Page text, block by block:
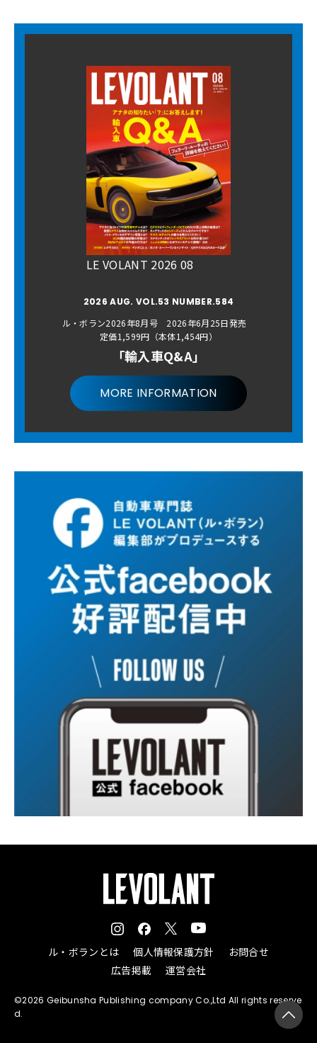
LE VOLANT 2026 08
2026 AUG. VOL.53 NUMBER.584
ル・ボラン2026年8月号 2026年6月25日発売
定価1,599円（本体1,454円）
「輸入車Q&A」
MORE INFORMATION
ル・ボランとは 個人情報保護方針
お問合せ
広告掲載
運営会社
©2026 Geibunsha Publishing company Co.,Ltd All rights reserve
d.